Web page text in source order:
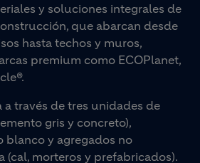
y soluciones integrales de
que abarcan desde
hasta techos y muros,
premium como ECOPlanet,
través de tres unidades de
gris y concreto),
blanco y agregados no
(cal, morteros y prefabricados).